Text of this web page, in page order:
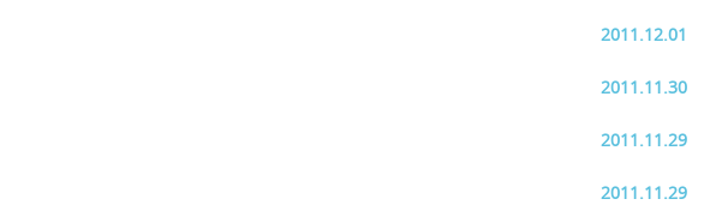
2011.12.01
2011.11.30
2011.11.29
2011.11.29